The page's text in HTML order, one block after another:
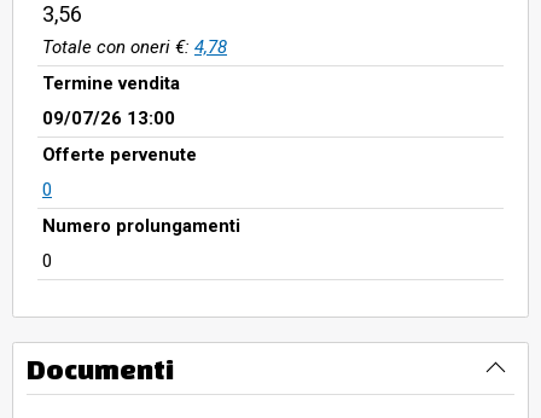
3,56
Totale con oneri €: 4,78
Termine vendita
09/07/26 13:00
Offerte pervenute
0
Numero prolungamenti
0
Documenti